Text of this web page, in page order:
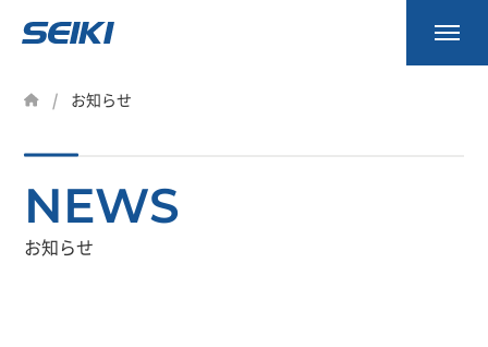
事業内容
会社案内
資料請求
お知らせ
NEWS
お知らせ